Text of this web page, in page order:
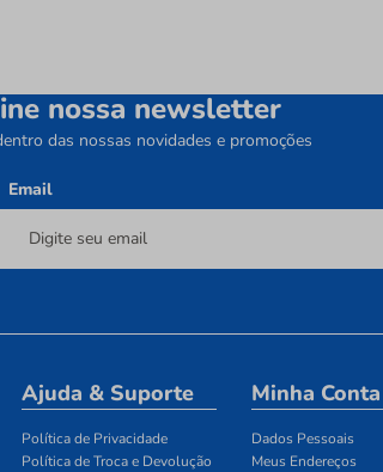
nossa newsletter
das nossas novidades e promoções
Email
Ajuda & Suporte
Política de Privacidade
Política de Troca e Devolução
Minha Conta
Dados Pessoais
Meus Endereços